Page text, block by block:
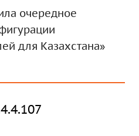
очередное
для Казахстана»